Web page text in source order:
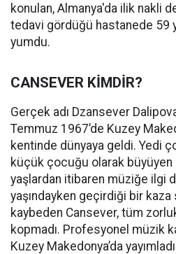
konulan, Almanya'da ilik nakli
tedavi gördüğü hastanede 59
yumdu.
CANSEVER KİMDİR?
Gerçek adı Dzansever
Temmuz 1967’de Kuzey
kentinde dünyaya geldi. Yedi
küçük çocuğu olarak büyüyen
yaşlardan itibaren müziğe ilgi
yaşındayken geçirdiği bir
kaybeden Cansever, tüm
kopmadı. Profesyonel müzik
Kuzey Makedonya’da